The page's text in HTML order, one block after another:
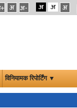
विनियामक रिपोर्टिंग ▼